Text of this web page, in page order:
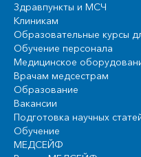
Здравпункты и МСЧ
Клиникам
Образовательные курсы
Обучение персонала
Медицинское
Врачам медсестрам
Образование
Вакансии
Подготовка научных
Обучение
МЕДСЕЙФ